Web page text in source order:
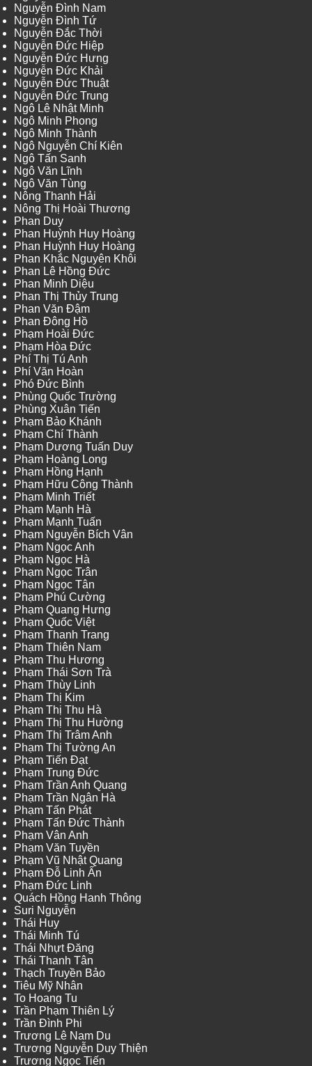
Nguyễn Đình Nam
Nguyễn Đình Tứ
Nguyễn Đắc Thời
Nguyễn Đức Hiệp
Nguyễn Đức Hưng
Nguyễn Đức Khải
Nguyễn Đức Thuật
Nguyễn Đức Trung
Ngô Lê Nhật Minh
Ngô Minh Phong
Ngô Minh Thành
Ngô Nguyễn Chí Kiên
Ngô Tấn Sanh
Ngô Văn Lĩnh
Ngô Văn Tùng
Nông Thanh Hải
Nông Thị Hoài Thương
Phan Duy
Phan Huỳnh Huy Hoàng
Phan Huỳnh Huy Hoàng
Phan Khắc Nguyên Khôi
Phan Lê Hồng Đức
Phan Minh Diệu
Phan Thị Thủy Trung
Phan Văn Đậm
Phan Đông Hồ
Phạm Hoài Đức
Phạm Hòa Đức
Phí Thị Tú Anh
Phí Văn Hoàn
Phó Đức Bình
Phùng Quốc Trường
Phùng Xuân Tiến
Phạm Bảo Khánh
Phạm Chí Thành
Phạm Dương Tuấn Duy
Phạm Hoàng Long
Phạm Hồng Hạnh
Phạm Hữu Công Thành
Phạm Minh Triết
Phạm Mạnh Hà
Phạm Mạnh Tuấn
Phạm Nguyễn Bích Vân
Phạm Ngọc Anh
Phạm Ngọc Hà
Phạm Ngọc Trân
Phạm Ngọc Tân
Phạm Phú Cường
Phạm Quang Hưng
Phạm Quốc Việt
Phạm Thanh Trang
Phạm Thiên Nam
Phạm Thu Hương
Phạm Thái Sơn Trà
Phạm Thùy Linh
Phạm Thị Kim
Phạm Thị Thu Hà
Phạm Thị Thu Hường
Phạm Thị Trâm Anh
Phạm Thị Tường An
Phạm Tiến Đạt
Phạm Trung Đức
Phạm Trần Anh Quang
Phạm Trần Ngân Hà
Phạm Tấn Phát
Phạm Tấn Đức Thành
Phạm Vân Anh
Phạm Văn Tuyền
Phạm Vũ Nhật Quang
Phạm Đỗ Linh Ấn
Phạm Đức Linh
Quách Hồng Hanh Thông
Suri Nguyễn
Thái Huy
Thái Minh Tú
Thái Nhựt Đăng
Thái Thanh Tân
Thạch Truyền Bảo
Tiêu Mỹ Nhân
To Hoang Tu
Trần Phạm Thiên Lý
Trần Đình Phi
Trương Lê Nam Du
Trương Nguyễn Duy Thiện
Trương Ngọc Tiến